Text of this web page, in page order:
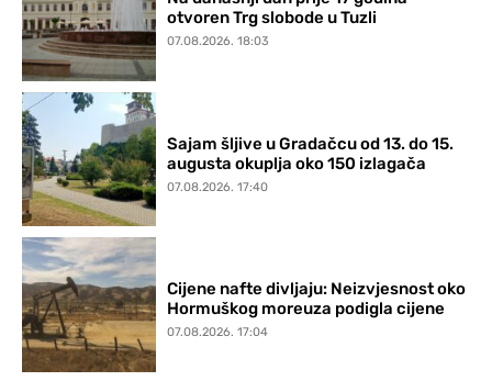
otvoren Trg slobode u Tuzli
07.08.2026. 18:03
Sajam šljive u Gradačcu od 13. do 15.
augusta okuplja oko 150 izlagača
07.08.2026. 17:40
Cijene nafte divljaju: Neizvjesnost oko
Hormuškog moreuza podigla cijene
07.08.2026. 17:04